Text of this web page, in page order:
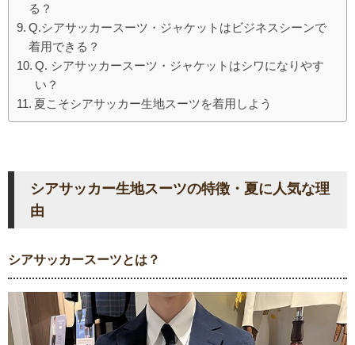
る？
Q.シアサッカースーツ・ジャケットはビジネスシーンで
着用できる？
Q. シアサッカースーツ・ジャケットはシワになりやす
い？
夏こそシアサッカー生地スーツを着用しよう
シアサッカー生地スーツの特徴・夏に人気な理
由
シアサッカースーツとは？